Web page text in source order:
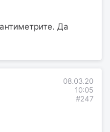
Да
08.03.20
10:05
#247